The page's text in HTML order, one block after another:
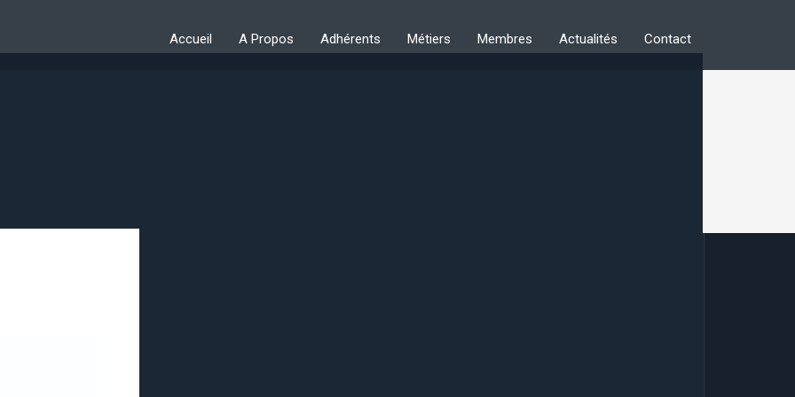
Accueil A Propos Adhérents Métiers Membres Actualités Contact